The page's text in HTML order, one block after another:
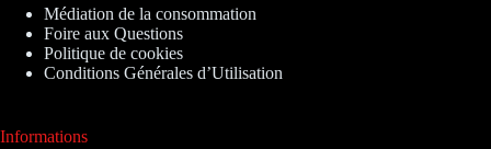
Médiation de la consommation
Foire aux Questions
Politique de cookies
Conditions Générales d’Utilisation
Informations